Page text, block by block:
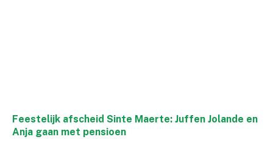
Feestelijk afscheid Sinte Maerte: Juffen Jolande en
Anja gaan met pensioen